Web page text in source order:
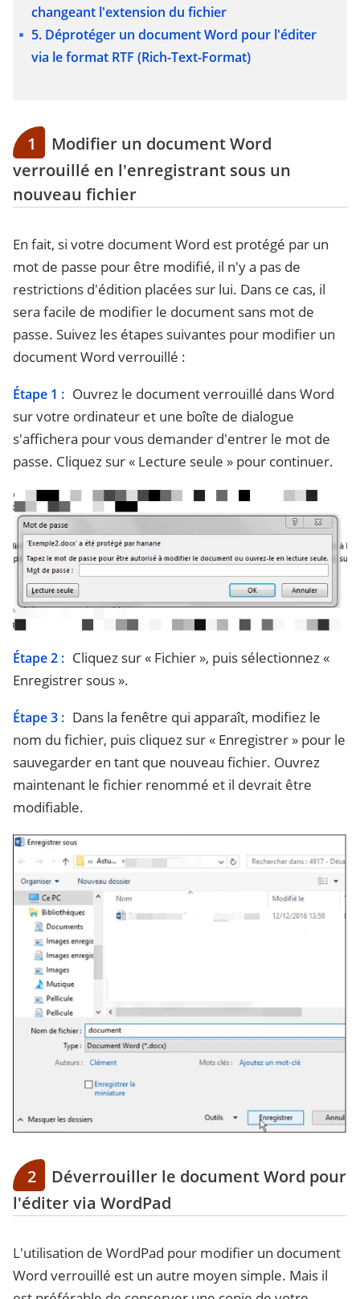
changeant l'extension du fichier
5. Déprotéger un document Word pour l'éditer
via le format RTF (Rich-Text-Format)
1
Modifier un document Word
verrouillé en l'enregistrant sous un
nouveau fichier
En fait, si votre document Word est protégé par un
mot de passe pour être modifié, il n'y a pas de
restrictions d'édition placées sur lui. Dans ce cas, il
sera facile de modifier le document sans mot de
passe. Suivez les étapes suivantes pour modifier un
document Word verrouillé :
Étape 1 : Ouvrez le document verrouillé dans Word
sur votre ordinateur et une boîte de dialogue
s'affichera pour vous demander d'entrer le mot de
passe. Cliquez sur « Lecture seule » pour continuer.
Étape 2 : Cliquez sur « Fichier », puis sélectionnez «
Enregistrer sous ».
Étape 3 : Dans la fenêtre qui apparaît, modifiez le
nom du fichier, puis cliquez sur « Enregistrer » pour le
sauvegarder en tant que nouveau fichier. Ouvrez
maintenant le fichier renommé et il devrait être
modifiable.
2
Déverrouiller le document Word pour
l'éditer via WordPad
L'utilisation de WordPad pour modifier un document
Word verrouillé est un autre moyen simple. Mais il